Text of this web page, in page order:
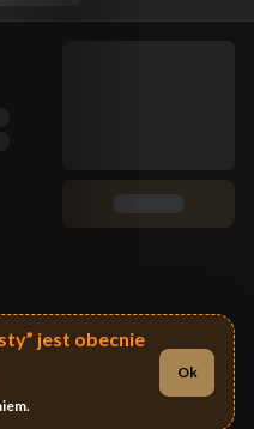
jest obecnie
Ok